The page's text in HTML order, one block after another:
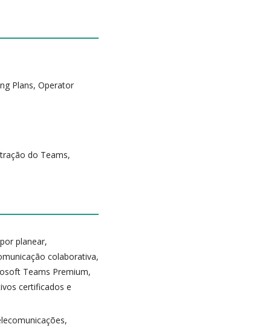
Plans, Operator
do Teams,
planear,
colaborativa,
Teams Premium,
certificados e